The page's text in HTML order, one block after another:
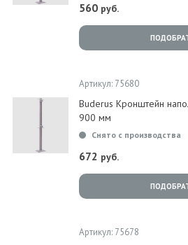
560 руб.
Артикул: 75680
Buderus Кронштейн
900 мм
Снято с производства
672 руб.
Артикул: 75678